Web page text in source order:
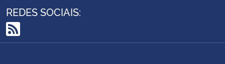
REDES SOCIAIS:
RSS